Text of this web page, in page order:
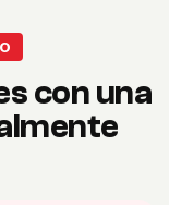
con una